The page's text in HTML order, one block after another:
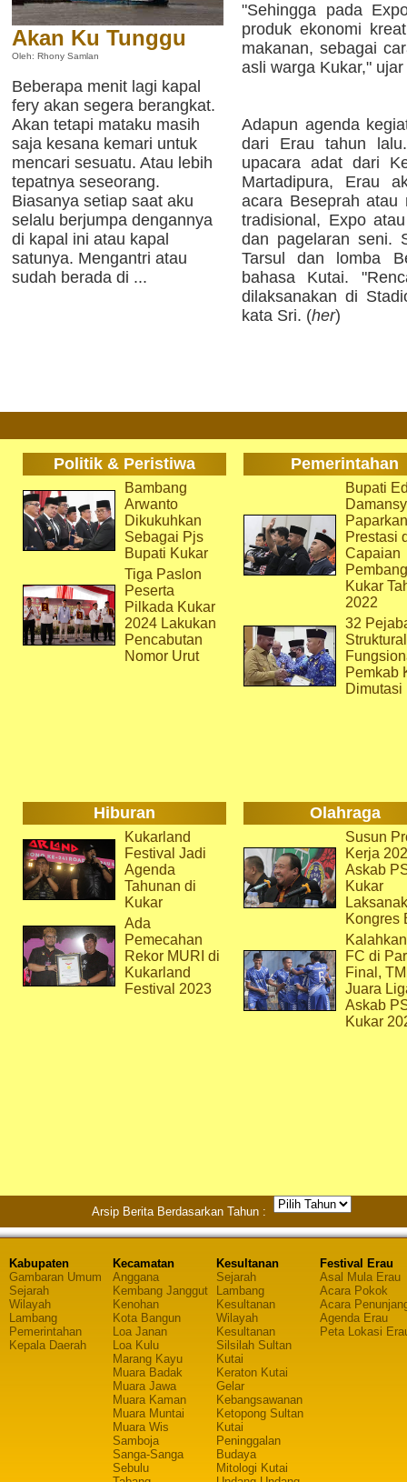
Akan Ku Tunggu
Oleh: Rhony Samlan
Beberapa menit lagi kapal
fery akan segera berangkat.
Akan tetapi mataku masih
saja kesana kemari untuk
mencari sesuatu. Atau lebih
tepatnya seseorang.
Biasanya setiap saat aku
selalu berjumpa dengannya
di kapal ini atau kapal
satunya. Mengantri atau
sudah berada di ...
"Sehingga pada
produk ekonomi
makanan, sebagai
asli warga Kukar,"
Adapun agenda
dari Erau tahun
upacara adat dari
Martadipura, Erau
acara Beseprah atau
tradisional, Expo
dan pagelaran seni.
Tarsul dan lomba
bahasa Kutai.
dilaksanakan di
kata Sri. (her)
Politik & Peristiwa Pemerintahan
Bambang
Arwanto
Dikukuhkan
Sebagai Pjs
Bupati Kukar
Tiga Paslon
Peserta
Pilkada Kukar
2024 Lakukan
Pencabutan
Nomor Urut
Bupati
Paparkan
Prestasi
Capaian
Kukar
2022
32
Pemkab
Dimutasi
Hiburan Olahraga
Kukarland
Festival Jadi
Agenda
Tahunan di
Kukar
Ada
Pemecahan
Rekor MURI di
Kukarland
Festival 2023
Susun
Kerja
Askab
Kukar
Kongres
FC di
Final,
Juara
Askab
Kukar
Arsip Berita Berdasarkan Tahun :
Kabupaten
Gambaran Umum
Sejarah
Wilayah
Lambang
Pemerintahan
Kepala Daerah
Kecamatan
Anggana
Kembang Janggut
Kenohan
Kota Bangun
Loa Janan
Loa Kulu
Marang Kayu
Muara Badak
Muara Jawa
Muara Kaman
Muara Muntai
Muara Wis
Samboja
Sanga-Sanga
Sebulu
Kesultanan
Sejarah
Lambang
Kesultanan
Wilayah
Kesultanan
Silsilah Sultan
Kutai
Keraton Kutai
Gelar
Kebangsawanan
Ketopong Sultan
Kutai
Peninggalan
Budaya
Mitologi Kutai
Festival Erau
Asal Mula Erau
Acara Pokok
Acara
Agenda Erau
Peta Lokasi